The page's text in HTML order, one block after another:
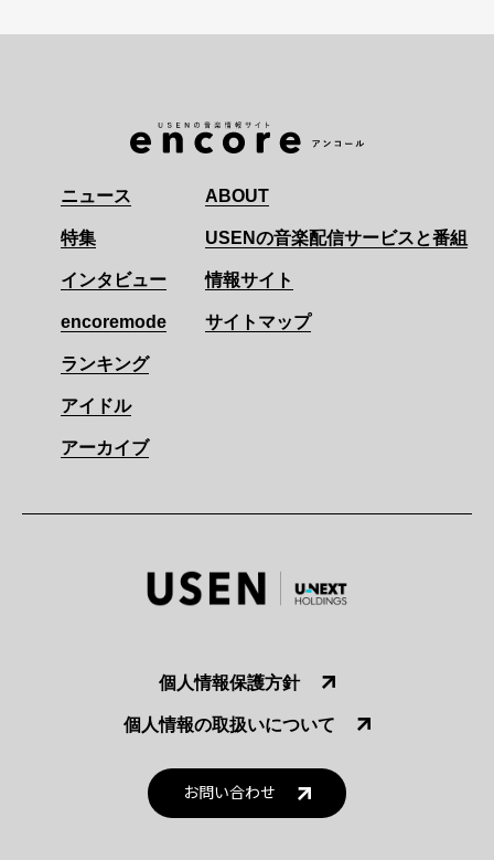
ニュース
特集
インタビュー
encoremode
ランキング
アイドル
アーカイブ
ABOUT
USENの音楽配信サービスと番組
情報サイト
サイトマップ
個人情報保護方針
個人情報の取扱いについて
お問い合わせ